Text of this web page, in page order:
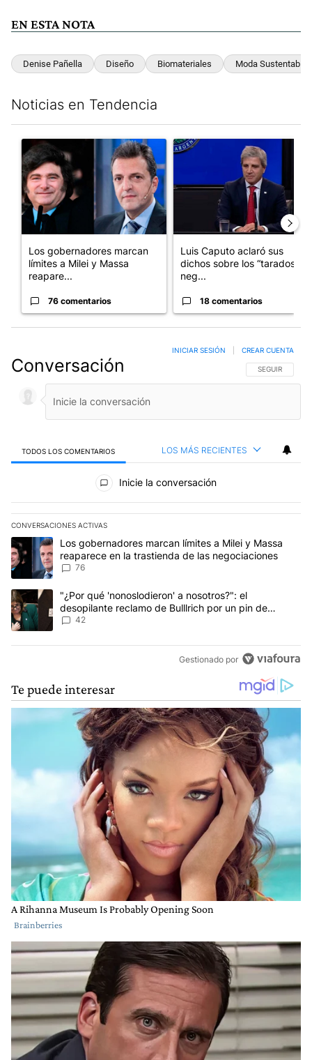
EN ESTA NOTA
Denise Pañella Diseño Biomateriales Moda Sustentable
Noticias en Tendencia
Un artículo de tendencia con el título "Los gobernadores
Los gobernadores marcan
límites a Milei y Massa
reapare...
76 comentarios
Un artículo de tendencia con
Luis Caputo aclaró sus
dichos sobre los “tarados” y
neg...
18 comentarios
Conversación SIGA ESTA
SEGUIR
INICIAR SESIÓN CREAR CUENTA
TODOS LOS COMENTARIOS LOS MÁS RECIENTES
Todos los comentarios
Inicie la conversación
CONVERSACIONES ACTIVAS
Este listado muestra los artículos con más comentarios en los
Un artículo de tendencia con el título "Los gobernadores marcan
Los gobernadores marcan límites a Milei y Massa
reaparece en la trastienda de las negociaciones
76
Un artículo de tendencia con el título ""¿Por qué 'nonoslodieron'
"¿Por qué 'nonoslodieron' a nosotros?": el
desopilante reclamo de Bulllrich por un pin de
Malvinas
42
Gestionado por